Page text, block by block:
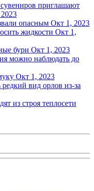
приглашают
опасным Окт 1, 2023
жидкости Окт 1,
бури Окт 1, 2023
можно наблюдать до
Окт 1, 2023
вид орлов из-за
из строя теплосети